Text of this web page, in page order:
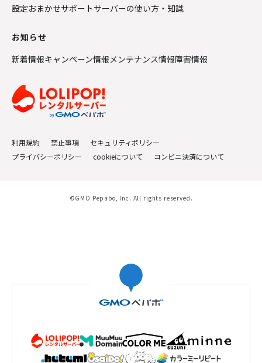
設定おまかせサポートサーバーの使い方・知識
お知らせ
新着情報キャンペーン情報 メンテナンス情報障害情報
利用規約 禁止事項
セキュリティポリシー
プライバシーポリシー
cookieについて コンビニ決済について
©GMO Pepabo, Inc. All rights reserved.